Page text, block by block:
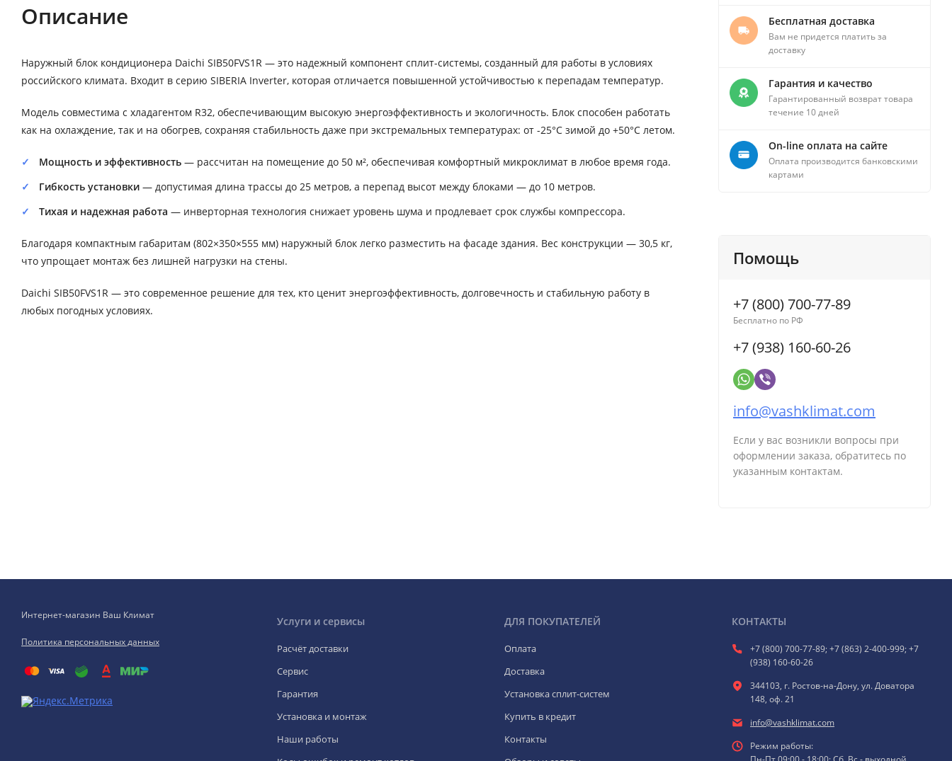
Описание
Наружный блок кондиционера Daichi SIB50FVS1R — это надежный компонент сплит-системы, созданный для работы в условиях
российского климата. Входит в серию SIBERIA Inverter, которая отличается повышенной устойчивостью к перепадам температур.
Модель совместима с хладагентом R32, обеспечивающим высокую энергоэффективность и экологичность. Блок способен работать
как на охлаждение, так и на обогрев, сохраняя стабильность даже при экстремальных температурах: от -25°C зимой до +50°C летом.
Мощность и эффективность — рассчитан на помещение до 50 м², обеспечивая комфортный микроклимат в любое время года.
Гибкость установки — допустимая длина трассы до 25 метров, а перепад высот между блоками — до 10 метров.
Тихая и надежная работа — инверторная технология снижает уровень шума и продлевает срок службы компрессора.
Благодаря компактным габаритам (802×350×555 мм) наружный блок легко разместить на фасаде здания. Вес конструкции — 30,5 кг,
что упрощает монтаж без лишней нагрузки на стены.
Daichi SIB50FVS1R — это современное решение для тех, кто ценит энергоэффективность, долговечность и стабильную работу в
любых погодных условиях.
Бесплатная доставка
Вам не придется платить за
доставку
Гарантия и качество
Гарантированный возврат товара
течение 10 дней
On-line оплата на сайте
Оплата производится банковскими
картами
Помощь
+7 (800) 700-77-89
Бесплатно по РФ
+7 (938) 160-60-26
info@vashklimat.com
Если у вас возникли вопросы при
оформлении заказа, обратитесь по
указанным контактам.
Интернет-магазин Ваш Климат
Политика персональных данных
Услуги и сервисы
Расчёт доставки
Сервис
Гарантия
Установка и монтаж
Наши работы
ДЛЯ ПОКУПАТЕЛЕЙ
Оплата
Доставка
Установка сплит-систем
Купить в кредит
Контакты
КОНТАКТЫ
+7 (800) 700-77-89; +7 (863) 2-400-999; +7
(938) 160-60-26
344103, г. Ростов-на-Дону, ул. Доватора
148, оф. 21
info@vashklimat.com
Режим работы: